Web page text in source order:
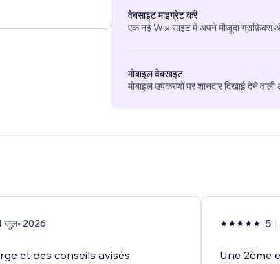
वेबसाइट माइग्रेट करें
एक नई Wix साइट में अपने मौजूदा ग्राफ़िक्स
मोबाइल वेबसाइट
मोबाइल उपकरणों पर शानदार दिखाई देने
जुल॰ 2026
et des conseils avisés
5
Une 2ème